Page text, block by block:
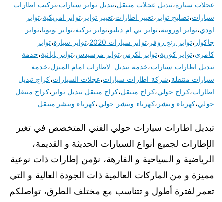
عجلات سيارة،تبديل عجلات متنقل،تبديل نوابر سيارات،تركيب اطارات
سيارات،تصليح تواير ،تغيير اطارات،تغيير تواير ،تواير امريكية،تواير
اودي،تواير اوروبية،تواير بي ام دبليو،تواير تركية،تواير تويوتا،تواير
جاكوار ،تواير رنج روفر ،تواير سيارات 2020 ،تواير سيارة،تواير
كامري،تواير كورية،تواير لكزس،تواير مرسيدس،تواير يابانية،خدمة
تبديل اطارات سيارات،خدمة تبديل الاطارات امام المنزل،خدمة
سيارات متنقلة،شركة اطارات سيارات،عجلات السيارات،كراج تبديل
اطارات،كراج حولي،كراج متنقل،كراج متنقل تبديل تواير ،كراج متنقل
حولي،كهرباء وبنشر ،كهرباء وبنشر حولي،كهرباء وبنشر متنقل
تبديل اطارات سيارات حولي الفني المتخصص في تغير
الإطارات لجميع أنواع السيارات الحديثة و القديمة،
الرياضية و السياحية و الفارهة، نؤمن إطارات ذات نوعية
مميزة و من الماركات العالمية ذات الجودة العالية و التي
تعمر لفترة أطول و تتناسب مع مختلف الطرق، تواصلكم